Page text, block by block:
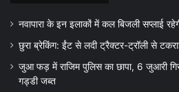
नवापारा के इन इलाकों में कल बिजली सप्लाई
छुरा ब्रेकिंग: ईंट से लदी ट्रैक्टर-ट्रॉली से
जुआ फड़ में राजिम पुलिस का छापा, 6 जुआरी
गड्डी जब्त